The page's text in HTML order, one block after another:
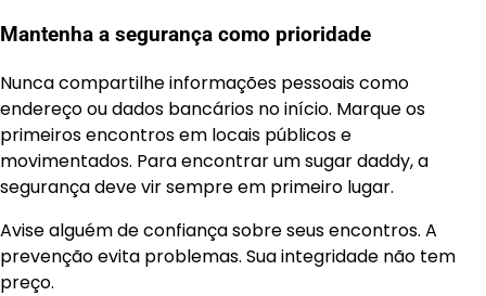
Mantenha a segurança como prioridade
Nunca compartilhe informações pessoais como
endereço ou dados bancários no início. Marque os
primeiros encontros em locais públicos e
movimentados. Para encontrar um sugar daddy, a
segurança deve vir sempre em primeiro lugar.
Avise alguém de confiança sobre seus encontros. A
prevenção evita problemas. Sua integridade não tem
preço.